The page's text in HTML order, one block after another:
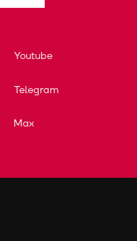
Youtube
Telegram
Max